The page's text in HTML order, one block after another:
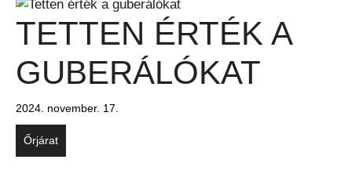
TETTEN ÉRTÉK A
GUBERÁLÓKAT
2024. november. 17.
Őrjárat